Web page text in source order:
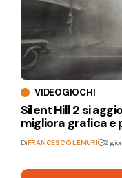
VIDEOGIOCHI
Silent Hill 2 si
migliora grafica e
DiFRANCESCO LEMURI 2